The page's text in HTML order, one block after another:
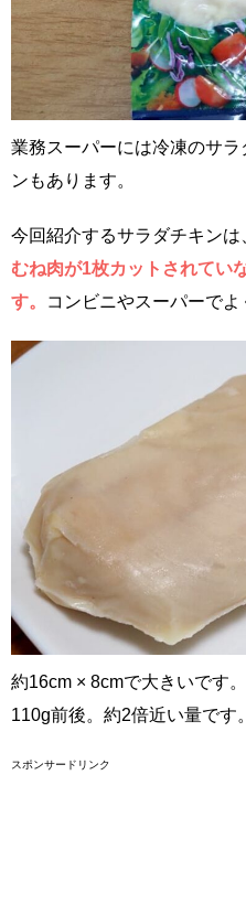
業務スーパーには冷凍のサ
ンもあります。
今回紹介するサラダチキンは
むね肉が1枚カットされてい
す。
コンビニやスーパーでよ
約16cm × 8cmで大きいです
110g前後。約2倍近い量です。
スポンサードリンク